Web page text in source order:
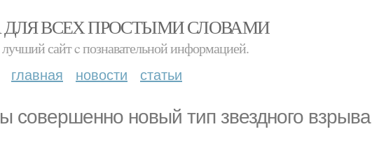
ВСЕХ ПРОСТЫМИ СЛОВАМИ
сайт c познавательной информацией.
главная новости статьи
совершенно новый тип звездного